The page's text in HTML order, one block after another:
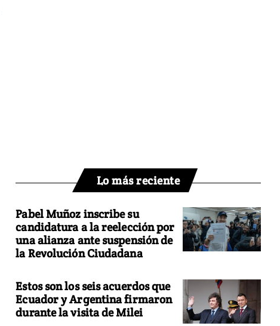
Lo más reciente
Pabel Muñoz inscribe su
candidatura a la reelección por
una alianza ante suspensión de
la Revolución Ciudadana
Estos son los seis acuerdos que
Ecuador y Argentina firmaron
durante la visita de Milei